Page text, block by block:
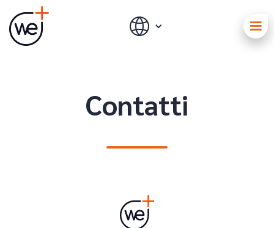
Contatti